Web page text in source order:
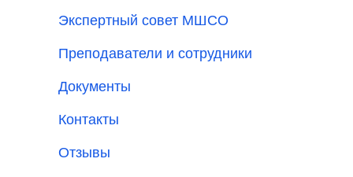
Экспертный совет МШСО
Преподаватели и сотрудники
Документы
Контакты
Отзывы